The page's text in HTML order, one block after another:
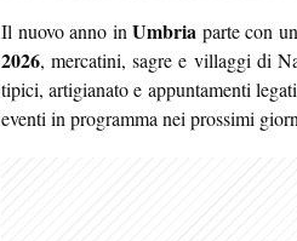
Il nuovo anno inUmbria parte con
2026, mercatini, sagre e villaggi di
tipici, artigianato e appuntamenti
eventi in programma nei prossimi